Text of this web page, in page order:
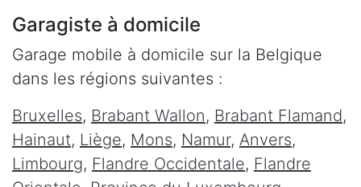
Garagiste à domicile
Garage mobile à domicile sur la Belgique
dans les régions suivantes :
Bruxelles, Brabant Wallon, Brabant Flamand,
Hainaut, Liège, Mons, Namur, Anvers,
Limbourg, Flandre Occidentale, Flandre